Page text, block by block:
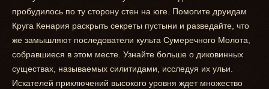
пробудилось по ту сторону стен на юге. Помогите друидам
Круга Кенария раскрыть секреты пустыни и разведайте, что
же замышляют последователи культа Сумеречного Молота,
собравшиеся в этом месте. Узнайте больше о диковинных
существах, называемых силитидами, исследуя их ульи.
Искателей приключений высокого уровня ждет множество